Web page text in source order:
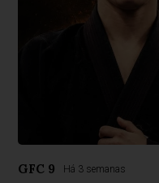
GFC 9 Há 3 semanas